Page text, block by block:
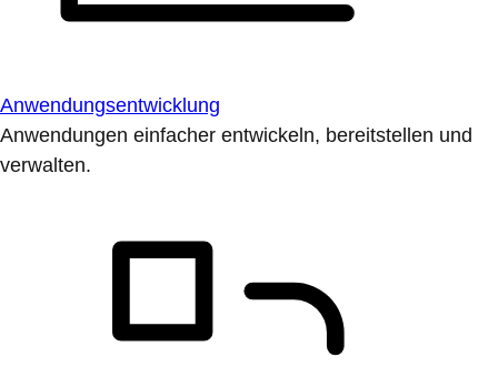
Anwendungsentwicklung
Anwendungen einfacher entwickeln, bereitstellen und
verwalten.